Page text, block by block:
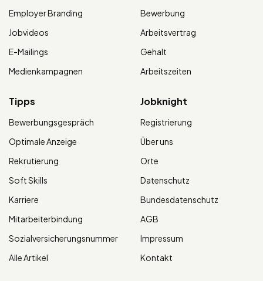
Employer Branding
Jobvideos
E-Mailings
Medienkampagnen
Bewerbung
Arbeitsvertrag
Gehalt
Arbeitszeiten
Tipps
Bewerbungsgespräch
Optimale Anzeige
Rekrutierung
Soft Skills
Karriere
Mitarbeiterbindung
Sozialversicherungsnummer
Alle Artikel
Jobknight
Registrierung
Über uns
Orte
Datenschutz
Bundesdatenschutz
AGB
Impressum
Kontakt